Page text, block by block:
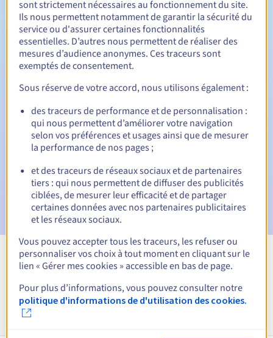
Période de rédemption 12 jours
Notifications automatiques :
Emails d'avertissement :60, 30, 15, 7 et 3 jours avant la
date d'échéance
E-mail le jour de l'expirationpour notification de la
E-mail après la Redemption Grace Periodpour
notification de la suppression du nom de domaine
Voir toutes les extensions
Informations sur le .co.gg
sont strictement nécessaires au fonctionnement du site.
Ils nous permettent notamment de garantir la sécurité du
service ou d'assurer certaines fonctionnalités
essentielles. D’autres nous permettent de réaliser des
mesures d’audience anonymes. Ces traceurs sont
exemptés de consentement.
Sous réserve de votre accord, nous utilisons également :
des traceurs de performance et de personnalisation :
qui nous permettent d’améliorer votre navigation
selon vos préférences et usages ainsi que de mesurer
la performance de nos pages ;
et des traceurs de réseaux sociaux et de partenaires
tiers : qui nous permettent de diffuser des publicités
ciblées, de mesurer leur efficacité et de partager
certaines données avec nos partenaires publicitaires
et les réseaux sociaux.
Vous pouvez accepter tous les traceurs, les refuser ou
personnaliser vos choix à tout moment en cliquant sur le
lien « Gérer mes cookies » accessible en bas de page.
Pour plus d’informations, vous pouvez consulter notre
politique d'informations de d'utilisation des cookies.